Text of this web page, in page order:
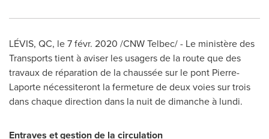
LÉVIS, QC, le 7 févr. 2020 /CNW Telbec/ - Le ministère des
Transports tient à aviser les usagers de la route que des
travaux de réparation de la chaussée sur le pont Pierre-
Laporte nécessiteront la fermeture de deux voies sur trois
dans chaque direction dans la nuit de dimanche à lundi.
Entraves et gestion de la circulation